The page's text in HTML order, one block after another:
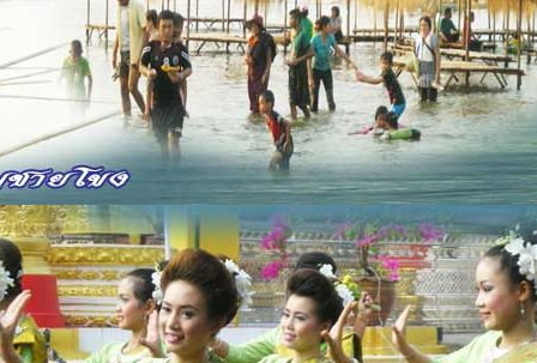
ภู
ง
นมื้อดี คือ ดิถี 1-6-10-11-13 เมื่อถูกวันดีจัก